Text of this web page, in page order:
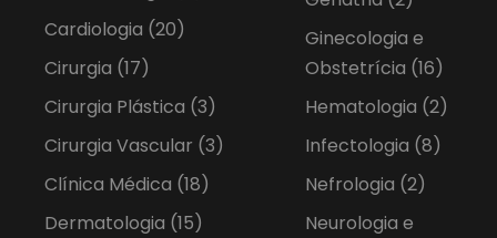
Cardiologia (20)
Cirurgia (17)
Cirurgia Plástica (3)
Cirurgia Vascular (3)
Clínica Médica (18)
Dermatologia (15)
Ginecologia e
Obstetrícia (16)
Hematologia (2)
Infectologia (8)
Nefrologia (2)
Neurologia e